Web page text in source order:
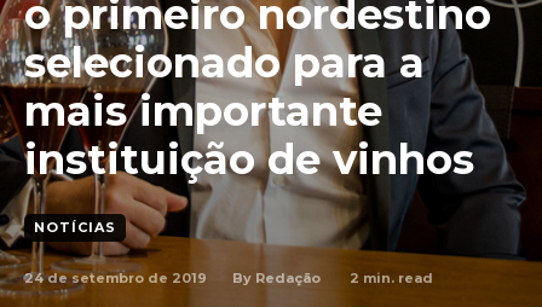
o primeiro nordestino
selecionado para a
mais importante
instituição de vinhos
NOTÍCIAS
24 de setembro de 2019 By Redação 2 min. read